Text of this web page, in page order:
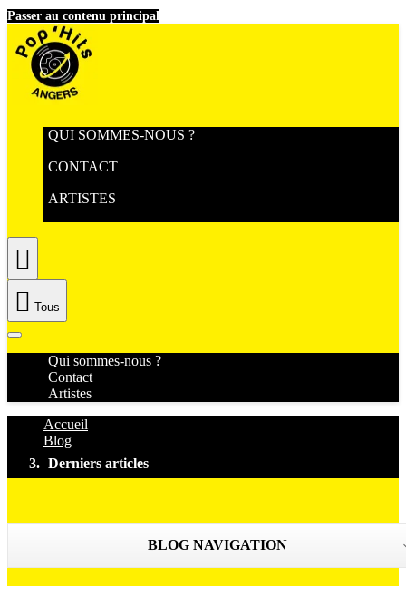
Passer au contenu principal
QUI SOMMES-NOUS ?
CONTACT
ARTISTES

 Tous
Qui sommes-nous ?
Contact
Artistes
Accueil
Blog
Derniers articles
BLOG NAVIGATION